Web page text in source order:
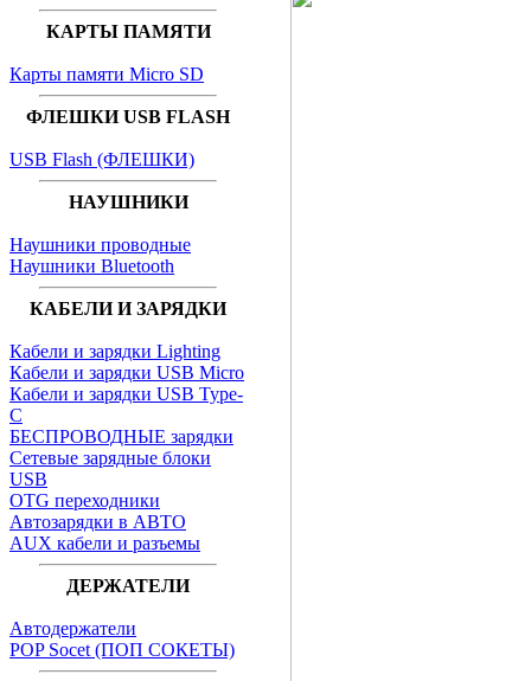
КАРТЫ ПАМЯТИ
Карты памяти Micro SD
ФЛЕШКИ USB FLASH
USB Flash (ФЛЕШКИ)
НАУШНИКИ
Наушники проводные
Наушники Bluetooth
КАБЕЛИ И ЗАРЯДКИ
Кабели и зарядки Lighting
Кабели и зарядки USB Micro
Кабели и зарядки USB Type-
C
БЕСПРОВОДНЫЕ зарядки
Сетевые зарядные блоки
USB
OTG переходники
Автозарядки в АВТО
AUX кабели и разъемы
ДЕРЖАТЕЛИ
Автодержатели
POP Socet (ПОП СОКЕТЫ)